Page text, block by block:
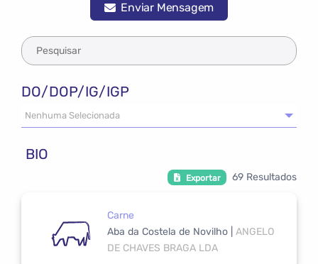
Enviar Mensagem
DO/DOP/IG/IGP
Nenhuma Selecionada
BIO
Exportar 69 Resultados
Carne
Aba da Costela de Novilho
ANGELO
DE CHAVES BRAGA LDA